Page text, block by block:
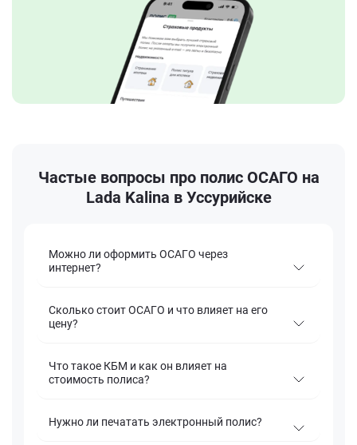
Частые вопросы про полис ОСАГО на
Lada Kalina в Уссурийске
Можно ли оформить ОСАГО через
интернет?
Сколько стоит ОСАГО и что влияет на его
цену?
Что такое КБМ и как он влияет на
стоимость полиса?
Нужно ли печатать электронный полис?